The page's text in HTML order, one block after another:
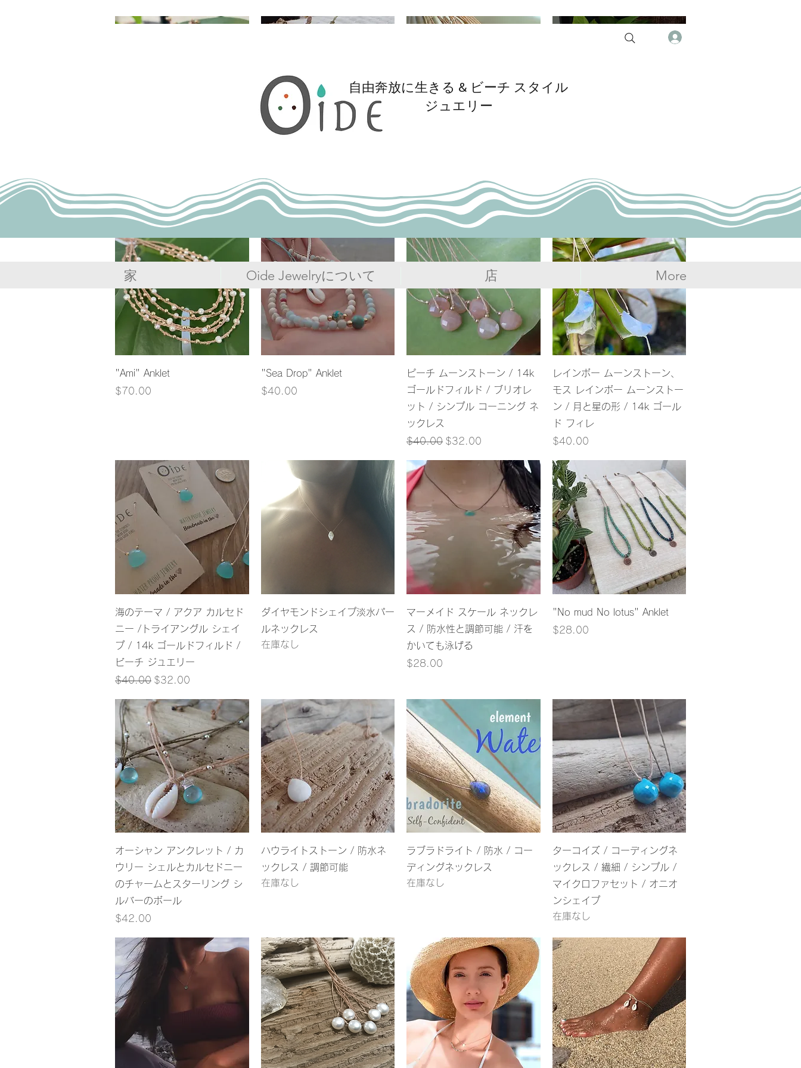
自由奔放に生きる & ビーチ スタイル
ジュエリー
家 Oide Jewelryについて 店 More
価格
$30.00
価格
$46.00
価格
$90.00
クイックビュー
"Ami" Anklet
価格
$70.00
クイックビュー
"Sea Drop" Anklet
価格
$40.00
クイックビュー
ピーチ ムーンストーン / 14k
ゴールドフィルド / ブリオレ
ット / シンプル コーニング ネ
ックレス
通常価格
$40.00 セール価格
$32.00
クイックビュー
レインボー ムーンストーン、
モス レインボー ムーンストー
ン / 月と星の形 / 14k ゴール
ド フィレ
価格
$40.00
クイックビュー
海のテーマ / アクア カルセド
ニー /トライアングル シェイ
プ / 14k ゴールドフィルド /
ビーチ ジュエリー
通常価格
$40.00 セール価格
$32.00
クイックビュー
ダイヤモンドシェイプ淡水パー
ルネックレス
在庫なし
クイックビュー
マーメイド スケール ネックレ
ス / 防水性と調節可能 / 汗を
かいても泳げる
価格
$28.00
クイックビュー
"No mud No lotus" Anklet
価格
$28.00
クイックビュー
オーシャン アンクレット / カ
ウリー シェルとカルセドニー
のチャームとスターリング シ
ルバーのボール
価格
$42.00
クイックビュー
ハウライトストーン / 防水ネ
ックレス / 調節可能
在庫なし
クイックビュー
ラブラドライト / 防水 / コー
ディングネックレス
在庫なし
クイックビュー
ターコイズ / コーディングネ
ックレス / 繊細 / シンプル /
マイクロファセット / オニオ
ンシェイプ
在庫なし